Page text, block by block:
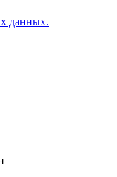
данных.